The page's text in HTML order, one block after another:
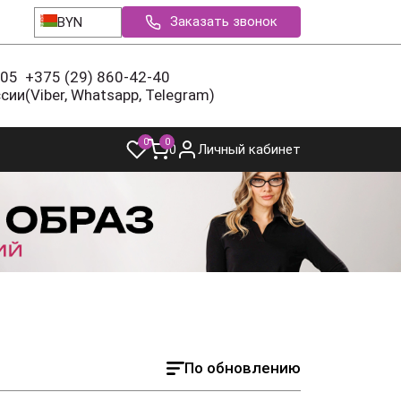
BYN Заказать звонок
+375 (29) 860-42-40
(Viber, Whatsapp, Telegram)
0 00 Личный кабинет
По обновлению